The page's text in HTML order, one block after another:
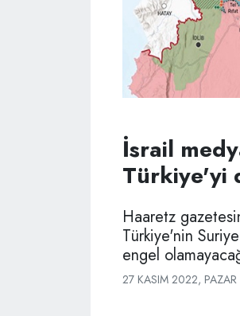
İsrail
Türkiye'yi
Haaretz
Türkiye'nin
engel
27 KASIM 2022, PAZAR